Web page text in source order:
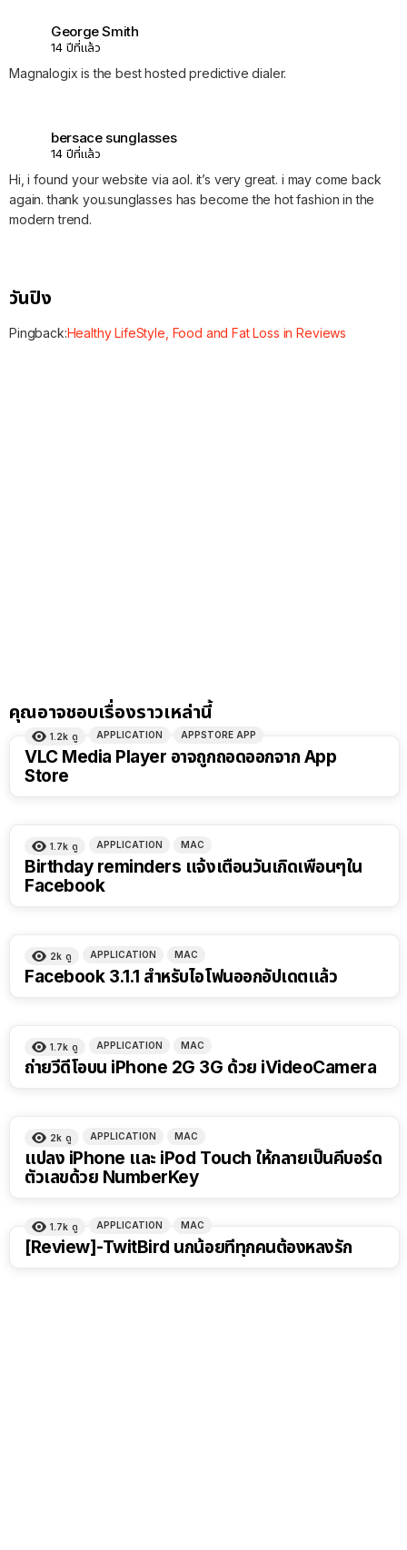
George Smith
14 ปีที่แล้ว
Magnalogix is the best hosted predictive dialer.
bersace sunglasses
14 ปีที่แล้ว
Hi, i found your website via aol. it’s very great. i may come back
again. thank you.sunglasses has become the hot fashion in the
modern trend.
วันปิง
Pingback:Healthy LifeStyle, Food and Fat Loss in Reviews
คุณอาจชอบเรื่องราวเหล่านี้
1.2k ดู APPLICATION APPSTORE APP
VLC Media Player อาจถูกถอดออกจาก App
Store
1.7k ดู APPLICATION MAC
Birthday reminders แจ้งเตือนวันเกิดเพื่อนๆใน
Facebook
2k ดู APPLICATION MAC
Facebook 3.1.1 สำหรับไอโฟนออกอัปเดตแล้ว
1.7k ดู APPLICATION MAC
ถ่ายวีดีโอบน iPhone 2G 3G ด้วย iVideoCamera
2k ดู APPLICATION MAC
แปลง iPhone และ iPod Touch ให้กลายเป็นคีบอร์ด
ตัวเลขด้วย NumberKey
1.7k ดู APPLICATION MAC
[Review]-TwitBird นกน้อยที่ทุกคนต้องหลงรัก